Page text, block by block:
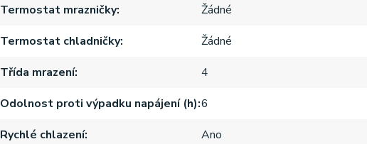
Termostat mrazničky
Žádné
Termostat chladničky
Žádné
Třída mrazení
4
Odolnost proti výpadku napájení (h) 6
Rychlé chlazení
Ano